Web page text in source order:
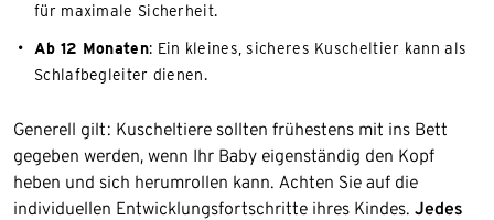
für maximale Sicherheit.
Ab 12 Monaten: Ein kleines, sicheres Kuscheltier kann als
Schlafbegleiter dienen.
Generell gilt: Kuscheltiere sollten frühestens mit ins Bett
gegeben werden, wenn Ihr Baby eigenständig den Kopf
heben und sich herumrollen kann. Achten Sie auf die
individuellen Entwicklungsfortschritte ihres Kindes. Jedes